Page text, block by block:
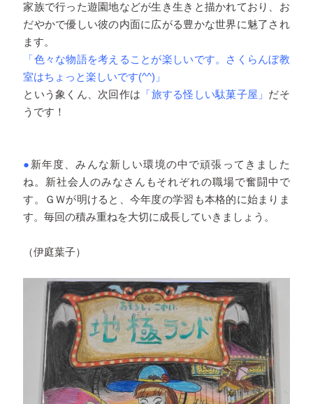
家族で行った遊園地などが生き生きと描かれており、お
だやかで優しい彼の内面に広がる豊かな世界に魅了され
ます。
「色々な物語を考えることが楽しいです。さくらんぼ教
室はちょっと楽しいです(^^)」
という象くん、次回作は 「旅する怪しい駄菓子屋」 だそ
うです！
● 新年度、みんな新しい環境の中で頑張ってきました
ね。新社会人のみなさんもそれぞれの職場で奮闘中で
す。ＧＷが明けると、今年度の学習も本格的に始まりま
す。毎回の積み重ねを大切に成長していきましょう。
（伊庭葉子）